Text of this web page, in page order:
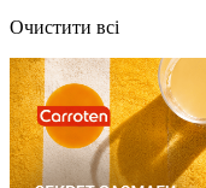
Очистити всі